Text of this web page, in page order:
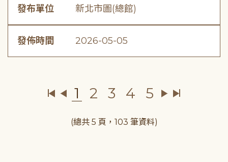
發布單位 新北市圖(總館)
發佈時間 2026-05-05
1 2 3 4 5
(總共 5 頁，103 筆資料)